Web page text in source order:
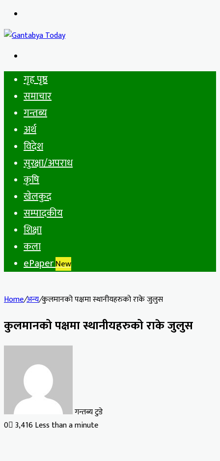
for
गृह पृष्ठ
समाचार
गन्तब्य
अर्थ
विदेश
सुरक्षा/अपराध
कृषि
खेलकुद
सम्पादकीय
शिक्षा
कला
ePaperNew
Home/अन्य/कुलमानको पक्षमा स्थानीयहरुको राके जुलुस
कुलमानको पक्षमा स्थानीयहरुको राके जुलुस
गन्तब्य टुडे
0 3,416Less than a minute